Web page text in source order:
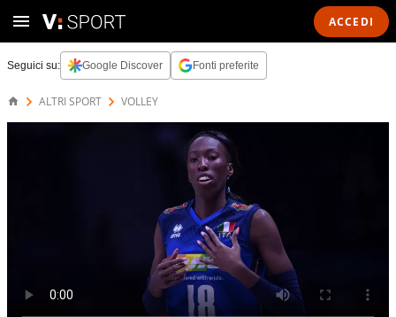
ACCEDI
Seguici su: Google Discover Fonti preferite
ALTRI SPORT VOLLEY